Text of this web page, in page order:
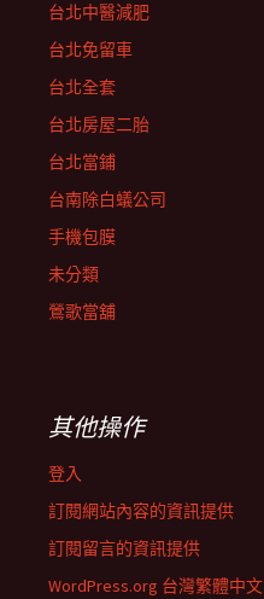
台北中醫減肥
台北免留車
台北全套
台北房屋二胎
台北當鋪
台南除白蟻公司
手機包膜
未分類
鶯歌當舖
其他操作
登入
訂閱網站內容的資訊提供
訂閱留言的資訊提供
WordPress.org 台灣繁體中文